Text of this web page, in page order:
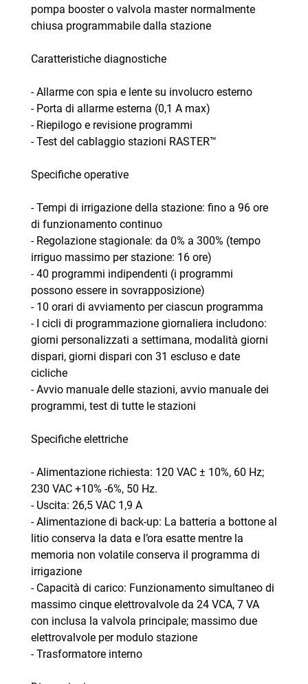
pompa booster o valvola master normalmente
chiusa programmabile dalla stazione
Caratteristiche diagnostiche
- Allarme con spia e lente su involucro esterno
- Porta di allarme esterna (0,1 A max)
- Riepilogo e revisione programmi
- Test del cablaggio stazioni RASTER™
Specifiche operative
- Tempi di irrigazione della stazione: fino a 96 ore
di funzionamento continuo
- Regolazione stagionale: da 0% a 300% (tempo
irriguo massimo per stazione: 16 ore)
- 40 programmi indipendenti (i programmi
possono essere in sovrapposizione)
- 10 orari di avviamento per ciascun programma
- I cicli di programmazione giornaliera includono:
giorni personalizzati a settimana, modalità giorni
dispari, giorni dispari con 31 escluso e date
cicliche
- Avvio manuale delle stazioni, avvio manuale dei
programmi, test di tutte le stazioni
Specifiche elettriche
- Alimentazione richiesta: 120 VAC ± 10%, 60 Hz;
230 VAC +10% -6%, 50 Hz.
- Uscita: 26,5 VAC 1,9 A
- Alimentazione di back-up: La batteria a bottone al
litio conserva la data e l’ora esatte mentre la
memoria non volatile conserva il programma di
irrigazione
- Capacità di carico: Funzionamento simultaneo di
massimo cinque elettrovalvole da 24 VCA, 7 VA
con inclusa la valvola principale; massimo due
elettrovalvole per modulo stazione
- Trasformatore interno